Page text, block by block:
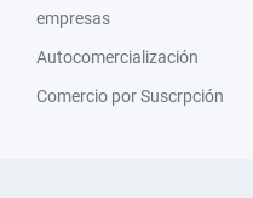
empresas
Autocomercialización
Comercio por Suscrpción